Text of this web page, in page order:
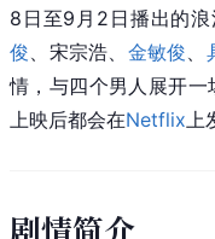
8日至9月2日播出的
俊 、宋宗浩、 金敏俊
情，与四个男人展开一
上映后都会在Netflix
剧情简介